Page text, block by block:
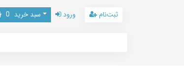
سبد خرید 0 ورود ثبت‌نام